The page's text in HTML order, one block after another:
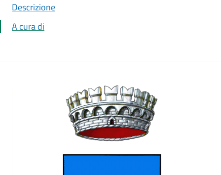
Descrizione
A cura di